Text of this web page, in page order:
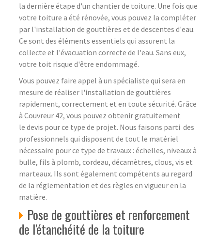
la dernière étape d'un chantier de toiture. Une fois que
votre toiture a été rénovée, vous pouvez la compléter
par l'installation de gouttières et de descentes d'eau.
Ce sont des éléments essentiels qui assurent la
collecte et l'évacuation correcte de l'eau. Sans eux,
votre toit risque d'être endommagé.
Vous pouvez faire appel à un spécialiste qui sera en
mesure de réaliser l'installation de gouttières
rapidement, correctement et en toute sécurité. Grâce
à Couvreur 42, vous pouvez obtenir gratuitement
le devis pour ce type de projet. Nous faisons parti des
professionnels qui disposent de tout le matériel
nécessaire pour ce type de travaux : échelles, niveaux à
bulle, fils à plomb, cordeau, décamètres, clous, vis et
marteaux. Ils sont également compétents au regard
de la réglementation et des règles en vigueur en la
matière.
Pose de gouttières et renforcement
de l'étanchéité de la toiture